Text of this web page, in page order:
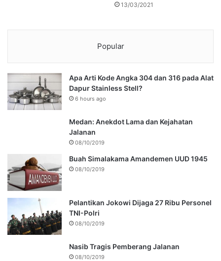
13/03/2021
Popular
Apa Arti Kode Angka 304 dan 316 pada Alat
Dapur Stainless Stell?
6 hours ago
Medan: Anekdot Lama dan Kejahatan
Jalanan
08/10/2019
Buah Simalakama Amandemen UUD 1945
08/10/2019
Pelantikan Jokowi Dijaga 27 Ribu Personel
TNI-Polri
08/10/2019
Nasib Tragis Pemberang Jalanan
08/10/2019